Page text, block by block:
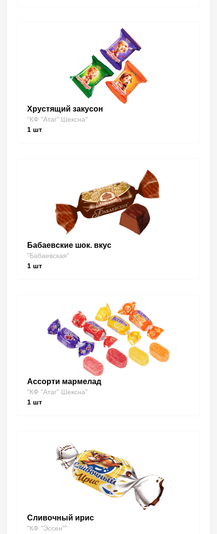
Хрустящий закусон
"КФ "Атаг" Шексна"
1 шт
Бабаевские шок. вкус
"Бабаевская"
1 шт
Ассорти мармелад
"КФ "Атаг" Шексна"
1 шт
Сливочный ирис
"КФ "Эссен""